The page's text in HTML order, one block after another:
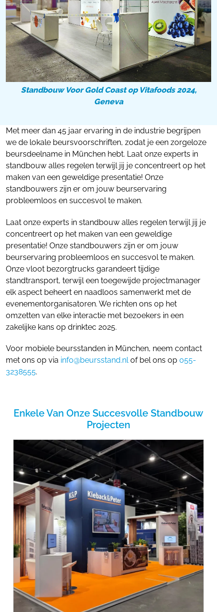
Standbouw Voor Gold Coast op Vitafoods 2024,
Geneva
Met meer dan 45 jaar ervaring in de industrie begrijpen
we de lokale beursvoorschriften, zodat je een zorgeloze
beursdeelname in München hebt. Laat onze experts in
standbouw alles regelen terwijl jij je concentreert op het
maken van een geweldige presentatie! Onze
standbouwers zijn er om jouw beurservaring
probleemloos en succesvol te maken.
Laat onze experts in standbouw alles regelen terwijl jij je
concentreert op het maken van een geweldige
presentatie! Onze standbouwers zijn er om jouw
beurservaring probleemloos en succesvol te maken.
Onze vloot bezorgtrucks garandeert tijdige
standtransport, terwijl een toegewijde projectmanager
elk aspect beheert en naadloos samenwerkt met de
evenementorganisatoren. We richten ons op het
omzetten van elke interactie met bezoekers in een
zakelijke kans op drinktec 2025.
Voor mobiele beursstanden in München, neem contact
met ons op via info@beursstand.nlof bel ons op 055-
3238555.
Enkele Van Onze Succesvolle Standbouw
Projecten